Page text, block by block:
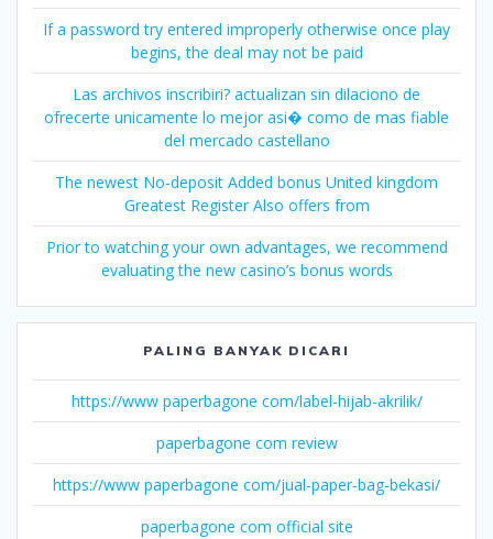
If a password try entered improperly otherwise once play
begins, the deal may not be paid
Las archivos inscribiri? actualizan sin dilaciono de
ofrecerte unicamente lo mejor asi� como de mas fiable
del mercado castellano
The newest No-deposit Added bonus United kingdom
Greatest Register Also offers from
Prior to watching your own advantages, we recommend
evaluating the new casino’s bonus words
PALING BANYAK DICARI
https://www paperbagone com/label-hijab-akrilik/
paperbagone com review
https://www paperbagone com/jual-paper-bag-bekasi/
paperbagone com official site